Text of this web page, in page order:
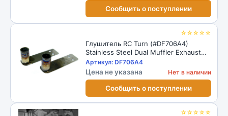
Сообщить о поступлении
☆☆☆☆☆
Глушитель RC Turn (#DF706A4)
Stainless Steel Dual Muffler Exhaust
Pipe 2pcs 1/10
Артикул: DF706A4
Цена не указана Нет в наличии
Сообщить о поступлении
☆☆☆☆☆